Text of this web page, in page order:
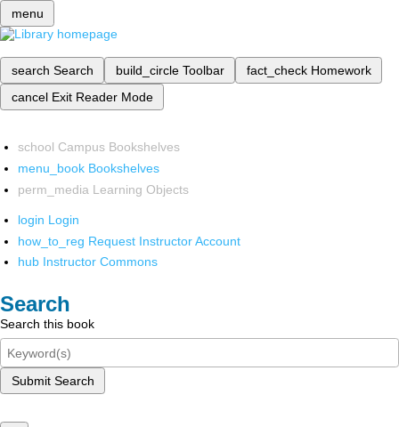
menu
search Search build_circle Toolbar fact_check Homework
cancel Exit Reader Mode
school Campus Bookshelves
menu_book Bookshelves
perm_media Learning Objects
login Login
how_to_reg Request Instructor Account
hub Instructor Commons
Search
Search this book
Submit Search